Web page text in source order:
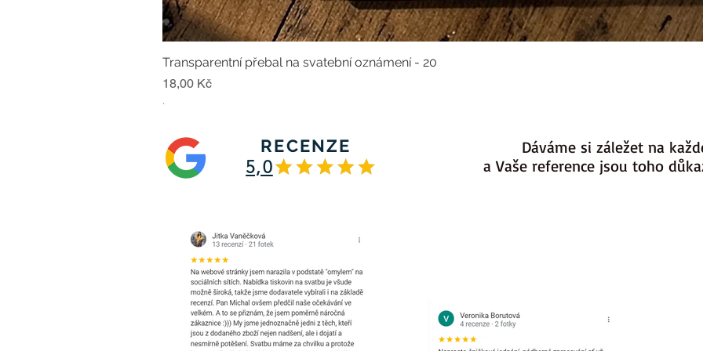
Transparentní přebal na svatební oznámení - 20
Cena
18,00 Kč
.
RECENZE
5,0
Dáváme si záležet na
a Vaše reference jsou toho